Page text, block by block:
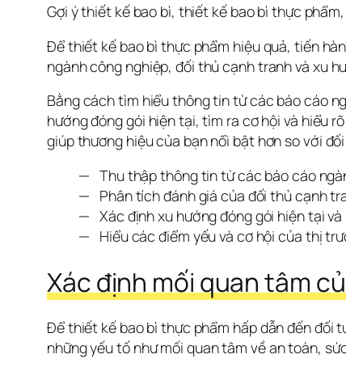
Gợi ý thiết kế bao bì, thiết kế bao bì thực
Để thiết kế bao bì thực phẩm hiệu quả, tiến
ngành công nghiệp, đối thủ cạnh tranh và xu
Bằng cách tìm hiểu thông tin từ các báo cáo
hướng đóng gói hiện tại, tìm ra cơ hội và hiểu
giúp thương hiệu của bạn nổi bật hơn so với
Thu thập thông tin từ các báo cáo
Phân tích đánh giá của đối thủ cạnh
Xác định xu hướng đóng gói hiện tại
Hiểu các điểm yếu và cơ hội của thị
Xác định mối quan tâm
Để thiết kế bao bì thực phẩm hấp dẫn đến đối
những yếu tố như mối quan tâm về an toàn,